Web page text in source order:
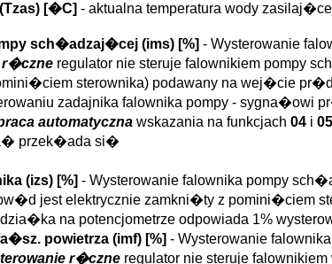
Tzas) [�C] - aktualna temperatura wody
sch�adzaj�cej (ims) [%] - Wysterowanie
r�czne regulator nie steruje falownikiem pompy
sterownika) podawany na wej�cie
zadajnika falownika pompy - sygna�owi
automatyczna wskazania na funkcjach 04 i 05
przek�ada si�
(izs) [%] - Wysterowanie falownika pompy
jest elektrycznie zamkni�ty z pomini�ciem
na potencjometrze odpowiada 1%
powietrza (imf) [%] - Wysterowanie
r�czne regulator nie steruje